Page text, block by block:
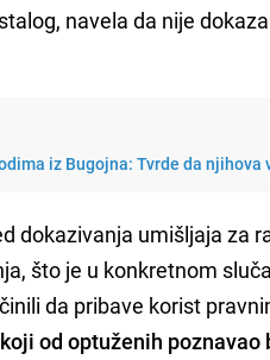
navela da nije
iz Bugojna: Tvrde da
dokazivanja umišljaja za
što je u konkretnom
da pribave korist
od optuženih